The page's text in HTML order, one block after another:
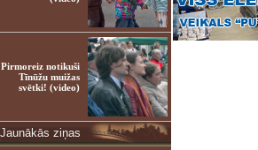
Pirmoreiz notikuši
Tīnūžu muižas
svētki! (video)
Jaunākās ziņas